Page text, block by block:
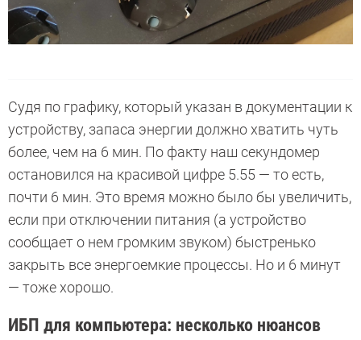
Судя по графику, который указан в документации к
устройству, запаса энергии должно хватить чуть
более, чем на 6 мин. По факту наш секундомер
остановился на красивой цифре 5.55 — то есть,
почти 6 мин. Это время можно было бы увеличить,
если при отключении питания (а устройство
сообщает о нем громким звуком) быстренько
закрыть все энергоемкие процессы. Но и 6 минут
— тоже хорошо.
ИБП для компьютера: несколько нюансов